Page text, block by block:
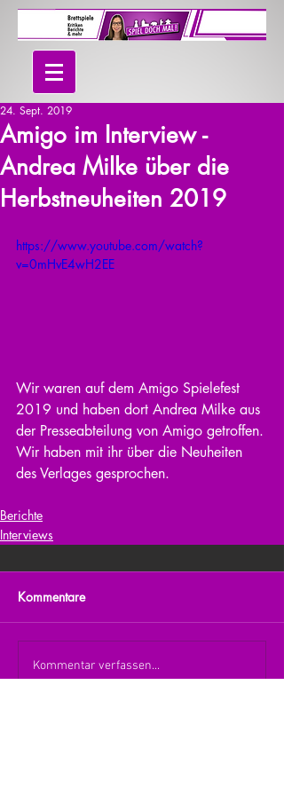
Amigo im Interview -
Andrea Milke über die
Herbstneuheiten 2019
24. Sept. 2019
https://www.youtube.com/watch?
v=0mHvE4wH2EE
Wir waren auf dem Amigo Spielefest
2019 und haben dort Andrea Milke aus
der Presseabteilung von Amigo getroffen.
Wir haben mit ihr über die Neuheiten
des Verlages gesprochen.
Berichte
Interviews
Kommentare
Kommentar verfassen...